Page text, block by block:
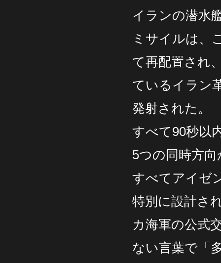
イランの潜水
ミサイルは、
て再配置され
ているイラン
発射された。
すべて90秒以
5つの同時方
すべてアイゼ
特別に設計さ
カ海軍の公式
ない言葉で「